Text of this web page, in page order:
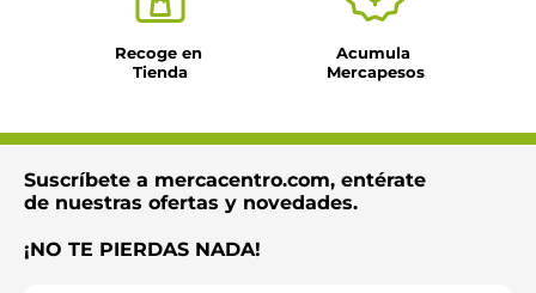
Recoge en
Tienda
Acumula
Mercapesos
Suscríbete a mercacentro.com, entérate
de nuestras ofertas y novedades.
¡NO TE PIERDAS NADA!